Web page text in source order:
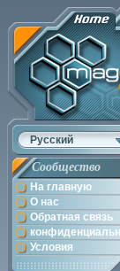
Русский
Сообщество
На главную
О нас
Обратная связь
Условия